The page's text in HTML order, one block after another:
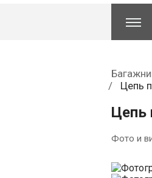
Цепь
Цепь
Фото и